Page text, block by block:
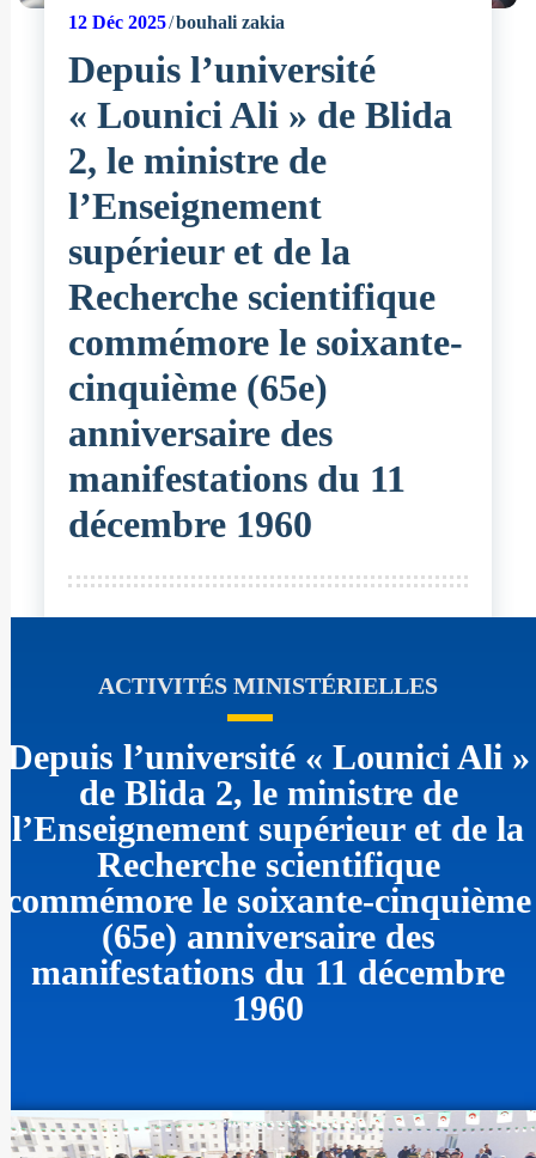
12Déc 2025 bouhali zakia
Depuis l’université
« Lounici Ali » de Blida
2, le ministre de
l’Enseignement
supérieur et de la
Recherche scientifique
commémore le soixante-
cinquième (65e)
anniversaire des
manifestations du 11
décembre 1960
ACTIVITÉS MINISTÉRIELLES
Depuis l’université « Lounici Ali »
de Blida 2, le ministre de
l’Enseignement supérieur et de la
Recherche scientifique
commémore le soixante-cinquième
(65e) anniversaire des
manifestations du 11 décembre
1960